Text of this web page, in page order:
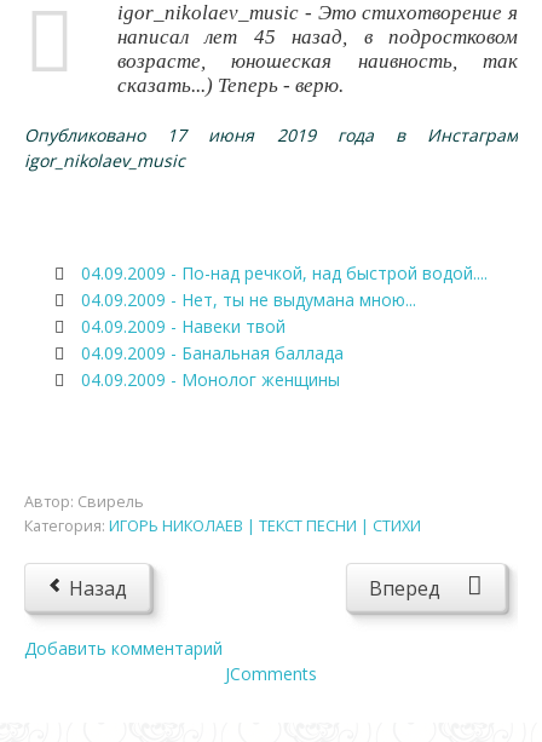
igor_nikolaev_music - Это стихотворение я
написал лет 45 назад, в подростковом
возрасте, юношеская наивность, так
сказать...) Теперь - верю.
Опубликовано 17 июня 2019 года в Инстаграм
igor_nikolaev_music
04.09.2009 - По-над речкой, над быстрой водой....
04.09.2009 - Нет, ты не выдумана мною...
04.09.2009 - Навеки твой
04.09.2009 - Банальная баллада
04.09.2009 - Монолог женщины
Автор: Свирель
Категория: ИГОРЬ НИКОЛАЕВ | ТЕКСТ ПЕСНИ | СТИХИ
Назад Вперед
Добавить комментарий
JComments